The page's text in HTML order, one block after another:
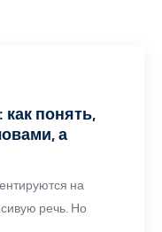
понять,
а
на
речь. Но